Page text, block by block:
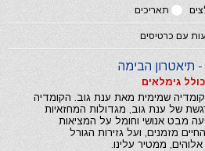
תאריכים
עם כרטיסים
- תיאטרון הבימה
גימלאים
קומדיה שמימית מאת ענת גוב. הקומדיה
של ענת גוב, מגדולות המחזאיות
מבט אנושי וחומל על המציאות
מזמנים, ועל גזירות הגורל
אלוהים, ממטיר עלינו.